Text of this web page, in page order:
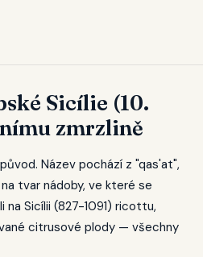
Sicílie (10.
zmrzlině
Název pochází z "qas'at",
tvar nádoby, ve které se
na Sicílii (827-1091) ricottu,
citrusové plody — všechny